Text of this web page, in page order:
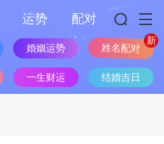
运势 配对
婚姻运势 姓名配对
一生财运 结婚吉日